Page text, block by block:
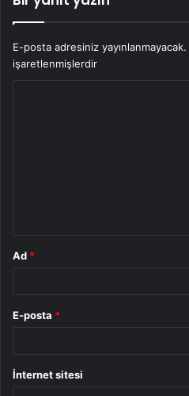
E-posta adresiniz yayınlanmayacak.
işaretlenmişlerdir
Ad *
E-posta *
İnternet sitesi